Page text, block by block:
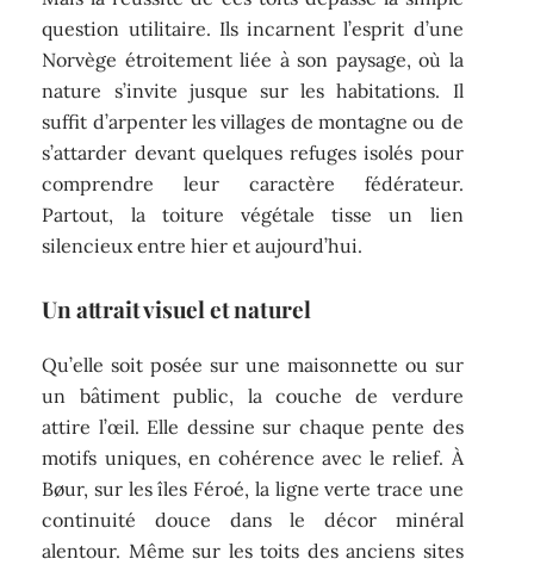
question utilitaire. Ils incarnent l’esprit d’une
Norvège étroitement liée à son paysage, où la
nature s’invite jusque sur les habitations. Il
suffit d’arpenter les villages de montagne ou de
s’attarder devant quelques refuges isolés pour
comprendre leur caractère fédérateur.
Partout, la toiture végétale tisse un lien
silencieux entre hier et aujourd’hui.
Un attrait visuel et naturel
Qu’elle soit posée sur une maisonnette ou sur
un bâtiment public, la couche de verdure
attire l’œil. Elle dessine sur chaque pente des
motifs uniques, en cohérence avec le relief. À
Bøur, sur les îles Féroé, la ligne verte trace une
continuité douce dans le décor minéral
alentour. Même sur les toits des anciens sites